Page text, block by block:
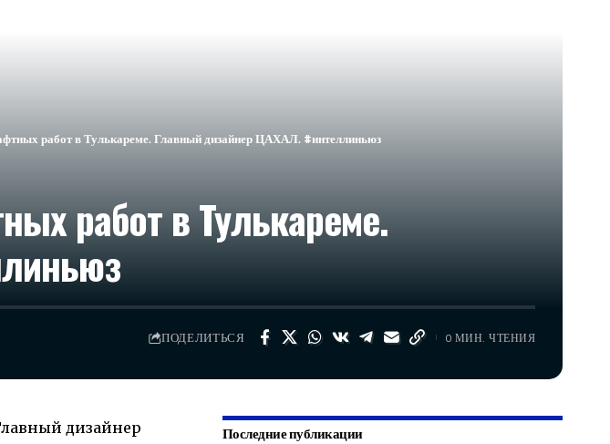
работ в Тулькареме. Главный дизайнер ЦАХАЛ. #интеллиньюз
работ в Тулькареме.
ПОДЕЛИТЬСЯ 0 МИН. ЧТЕНИЯ
дизайнер
Последние публикации